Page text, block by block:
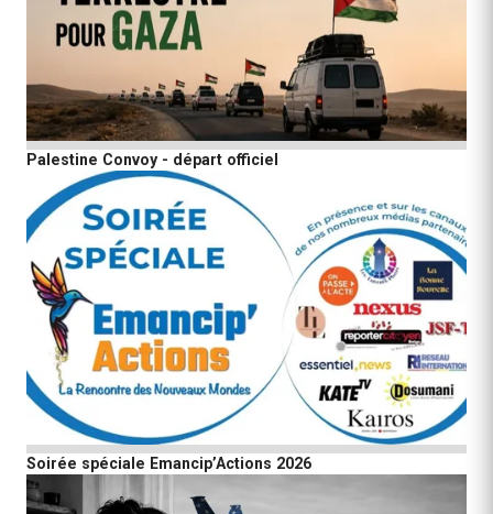
Palestine Convoy - départ officiel
Soirée spéciale Emancip’Actions 2026